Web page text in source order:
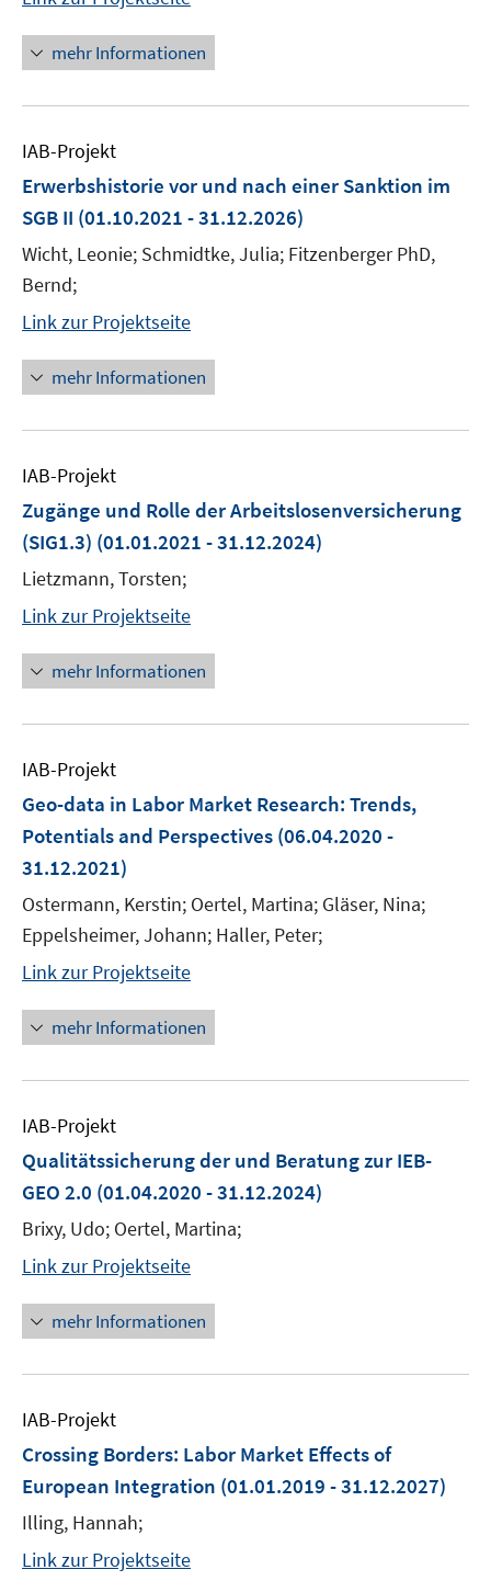
mehr Informationen
IAB-Projekt
Erwerbshistorie vor und nach einer Sanktion im
SGB II (01.10.2021 - 31.12.2026)
Wicht, Leonie; Schmidtke, Julia; Fitzenberger PhD,
Bernd;
Link zur Projektseite
mehr Informationen
IAB-Projekt
Zugänge und Rolle der Arbeitslosenversicherung
(SIG1.3) (01.01.2021 - 31.12.2024)
Lietzmann, Torsten;
Link zur Projektseite
mehr Informationen
IAB-Projekt
Geo-data in Labor Market Research: Trends,
Potentials and Perspectives (06.04.2020 -
31.12.2021)
Ostermann, Kerstin; Oertel, Martina; Gläser, Nina;
Eppelsheimer, Johann; Haller, Peter;
Link zur Projektseite
mehr Informationen
IAB-Projekt
Qualitätssicherung der und Beratung zur IEB-
GEO 2.0 (01.04.2020 - 31.12.2024)
Brixy, Udo; Oertel, Martina;
Link zur Projektseite
mehr Informationen
IAB-Projekt
Crossing Borders: Labor Market Effects of
European Integration (01.01.2019 - 31.12.2027)
Illing, Hannah;
Link zur Projektseite